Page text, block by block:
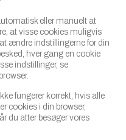
eller manuelt at
at visse cookies muligvis
ændre indstillingerne for din
hver gang en cookie
indstillinger, se
fungerer korrekt, hvis alle
cookies i din browser,
du atter besøger vores